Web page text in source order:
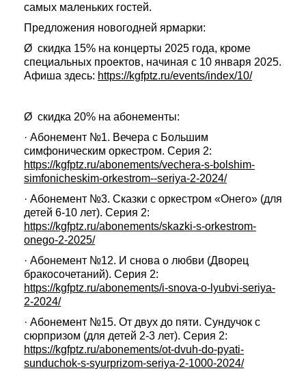
самых маленьких гостей.
Предложения новогодней ярмарки:
Ø скидка 15% на концерты 2025 года, кроме
специальных проектов, начиная с 10 января 2025.
Афиша здесь: https://kgfptz.ru/events/index/10/
Ø скидка 20% на абонементы:
· Абонемент №1. Вечера с Большим
симфоническим оркестром. Серия 2:
https://kgfptz.ru/abonements/vechera-s-bolshim-
simfonicheskim-orkestrom--seriya-2-2024/
· Абонемент №3. Сказки с оркестром «Онего» (для
детей 6-10 лет). Серия 2:
https://kgfptz.ru/abonements/skazki-s-orkestrom-
onego-2-2025/
· Абонемент №12. И снова о любви (Дворец
бракосочетаний). Серия 2:
https://kgfptz.ru/abonements/i-snova-o-lyubvi-seriya-
2-2024/
· Абонемент №15. От двух до пяти. Сундучок с
сюрпризом (для детей 2-3 лет). Серия 2:
https://kgfptz.ru/abonements/ot-dvuh-do-pyati-
sunduchok-s-syurprizom-seriya-2-1000-2024/